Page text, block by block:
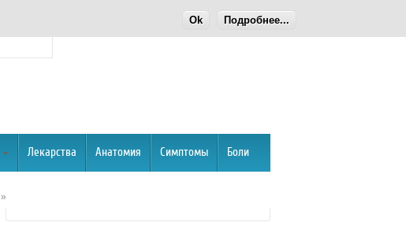
Ok Подробнее...
Лекарства Анатомия Симптомы Боли
»